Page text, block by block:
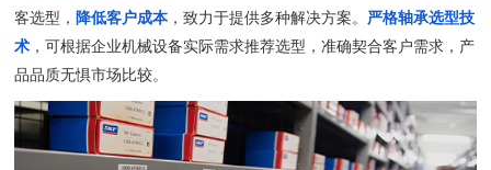
客选型， 降低客户成本，致力于提供多种解决方案。 严格轴承选型技
术 ，可根据企业机械设备实际需求推荐选型，准确契合客户需求，产
品品质无惧市场比较。